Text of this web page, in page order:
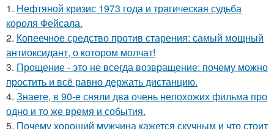
1. Нефтяной кризис 1973 года и трагическая судьба
короля Фейсала.
2. Копеечное средство против старения: самый мощный
антиоксидант, о котором молчат!
3. Прощение - это не всегда возвращение: почему можно
простить и всё равно держать дистанцию.
4. Знаете, в 90-е сняли два очень непохожих фильма про
одно и то же время и события.
5. Почему хороший мужчина кажется скучным и что стоит